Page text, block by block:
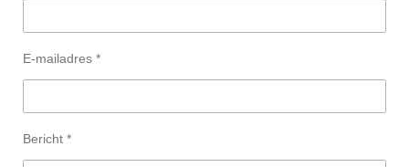
E-mailadres *
Bericht *